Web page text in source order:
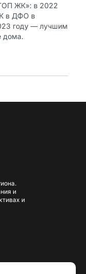
ЖК»: в 2022
в ДФО в
году — лучшим
дома.
и
и